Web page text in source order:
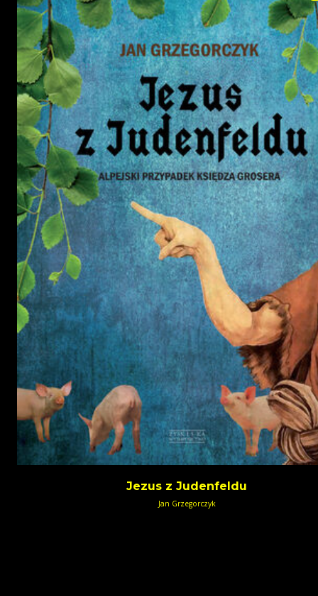
Jezus z Judenfeldu
Jan Grzegorczyk